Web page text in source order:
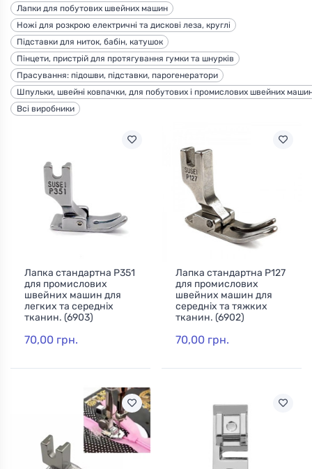
Лапки для побутових швейних машин
Ножі для розкрою електричні та дискові леза, круглі
Підставки для ниток, бабін, катушок
Пінцети, пристрій для протягування гумки та шнурків
Прасування: підошви, підставки, парогенератори
Шпульки, швейні ковпачки, для побутових і промислових швейних
Всі виробники
Лапка стандартна P351
для промислових
швейних машин для
легких та середніх
тканин. (6903)
70,00 грн.
Лапка стандартна Р127
для промислових
швейних машин для
середніх та тяжких
тканин. (6902)
70,00 грн.